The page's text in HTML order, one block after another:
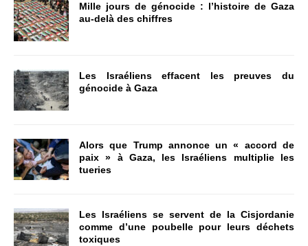
Mille jours de génocide : l’histoire de Gaza
au-delà des chiffres
Les Israéliens effacent les preuves du
génocide à Gaza
Alors que Trump annonce un « accord de
paix » à Gaza, les Israéliens multiplie les
tueries
Les Israéliens se servent de la Cisjordanie
comme d’une poubelle pour leurs déchets
toxiques